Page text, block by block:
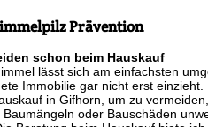
Prävention
schon beim Hauskauf
lässt sich am einfachsten
Immobilie gar nicht erst
in Gifhorn, um zu
oder Bauschäden